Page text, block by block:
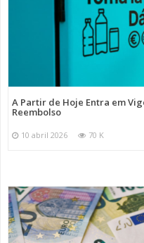
A Partir de Hoje Entra em
Reembolso
10 abril 2026 70 K